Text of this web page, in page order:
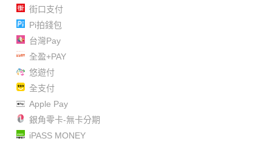
街口支付
Pi拍錢包
台灣Pay
全盈+PAY
悠遊付
全支付
Apple Pay
銀角零卡-無卡分期
iPASS MONEY